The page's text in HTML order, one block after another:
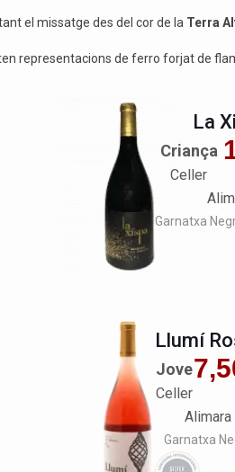
el missatge des del cor de la Terra
representacions de ferro forjat de
La
Criança
Celler
Garnatxa
Llumí
Jove
Celler
Alimara
Garnatxa